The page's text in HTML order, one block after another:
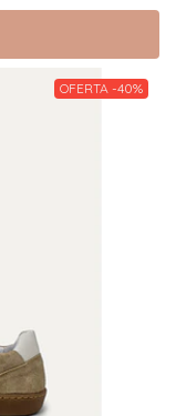
OFERTA -40%